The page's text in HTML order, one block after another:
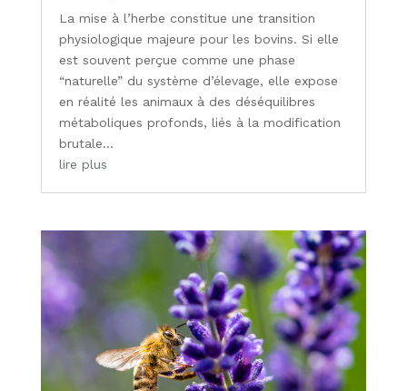
La mise à l’herbe constitue une transition
physiologique majeure pour les bovins. Si elle
est souvent perçue comme une phase
“naturelle” du système d’élevage, elle expose
en réalité les animaux à des déséquilibres
métaboliques profonds, liés à la modification
brutale...
lire plus